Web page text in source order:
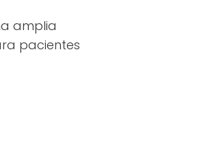
amplia
pacientes